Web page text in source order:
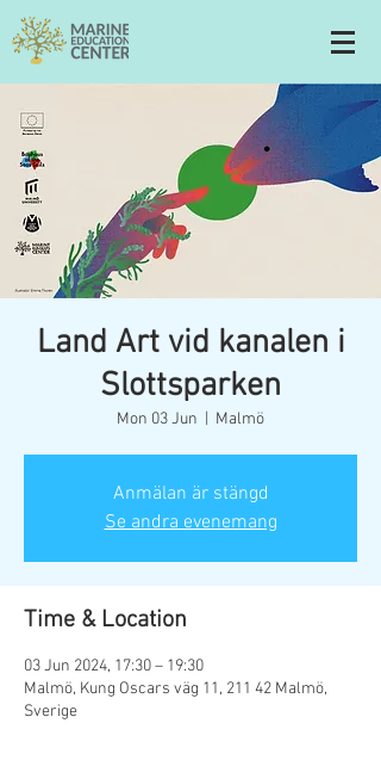
Land Art vid kanalen i
Slottsparken
Mon 03 Jun Malmö
Anmälan är stängd
Se andra evenemang
Time & Location
03 Jun 2024, 17:30 – 19:30
Malmö, Kung Oscars väg 11, 211 42 Malmö,
Sverige